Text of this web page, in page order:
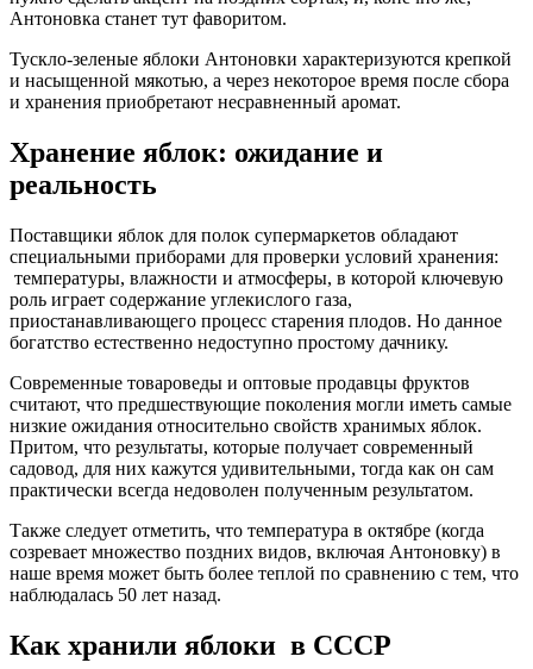
Антоновка станет тут фаворитом.
Тускло-зеленые яблоки Антоновки характеризуются крепкой
и насыщенной мякотью, а через некоторое время после сбора
и хранения приобретают несравненный аромат.
Хранение яблок: ожидание и
реальность
Поставщики яблок для полок супермаркетов обладают
специальными приборами для проверки условий хранения:
температуры, влажности и атмосферы, в которой ключевую
роль играет содержание углекислого газа,
приостанавливающего процесс старения плодов. Но данное
богатство естественно недоступно простому дачнику.
Современные товароведы и оптовые продавцы фруктов
считают, что предшествующие поколения могли иметь самые
низкие ожидания относительно свойств хранимых яблок.
Притом, что результаты, которые получает современный
садовод, для них кажутся удивительными, тогда как он сам
практически всегда недоволен полученным результатом.
Также следует отметить, что температура в октябре (когда
созревает множество поздних видов, включая Антоновку) в
наше время может быть более теплой по сравнению с тем, что
наблюдалась 50 лет назад.
Как хранили яблоки в СССР